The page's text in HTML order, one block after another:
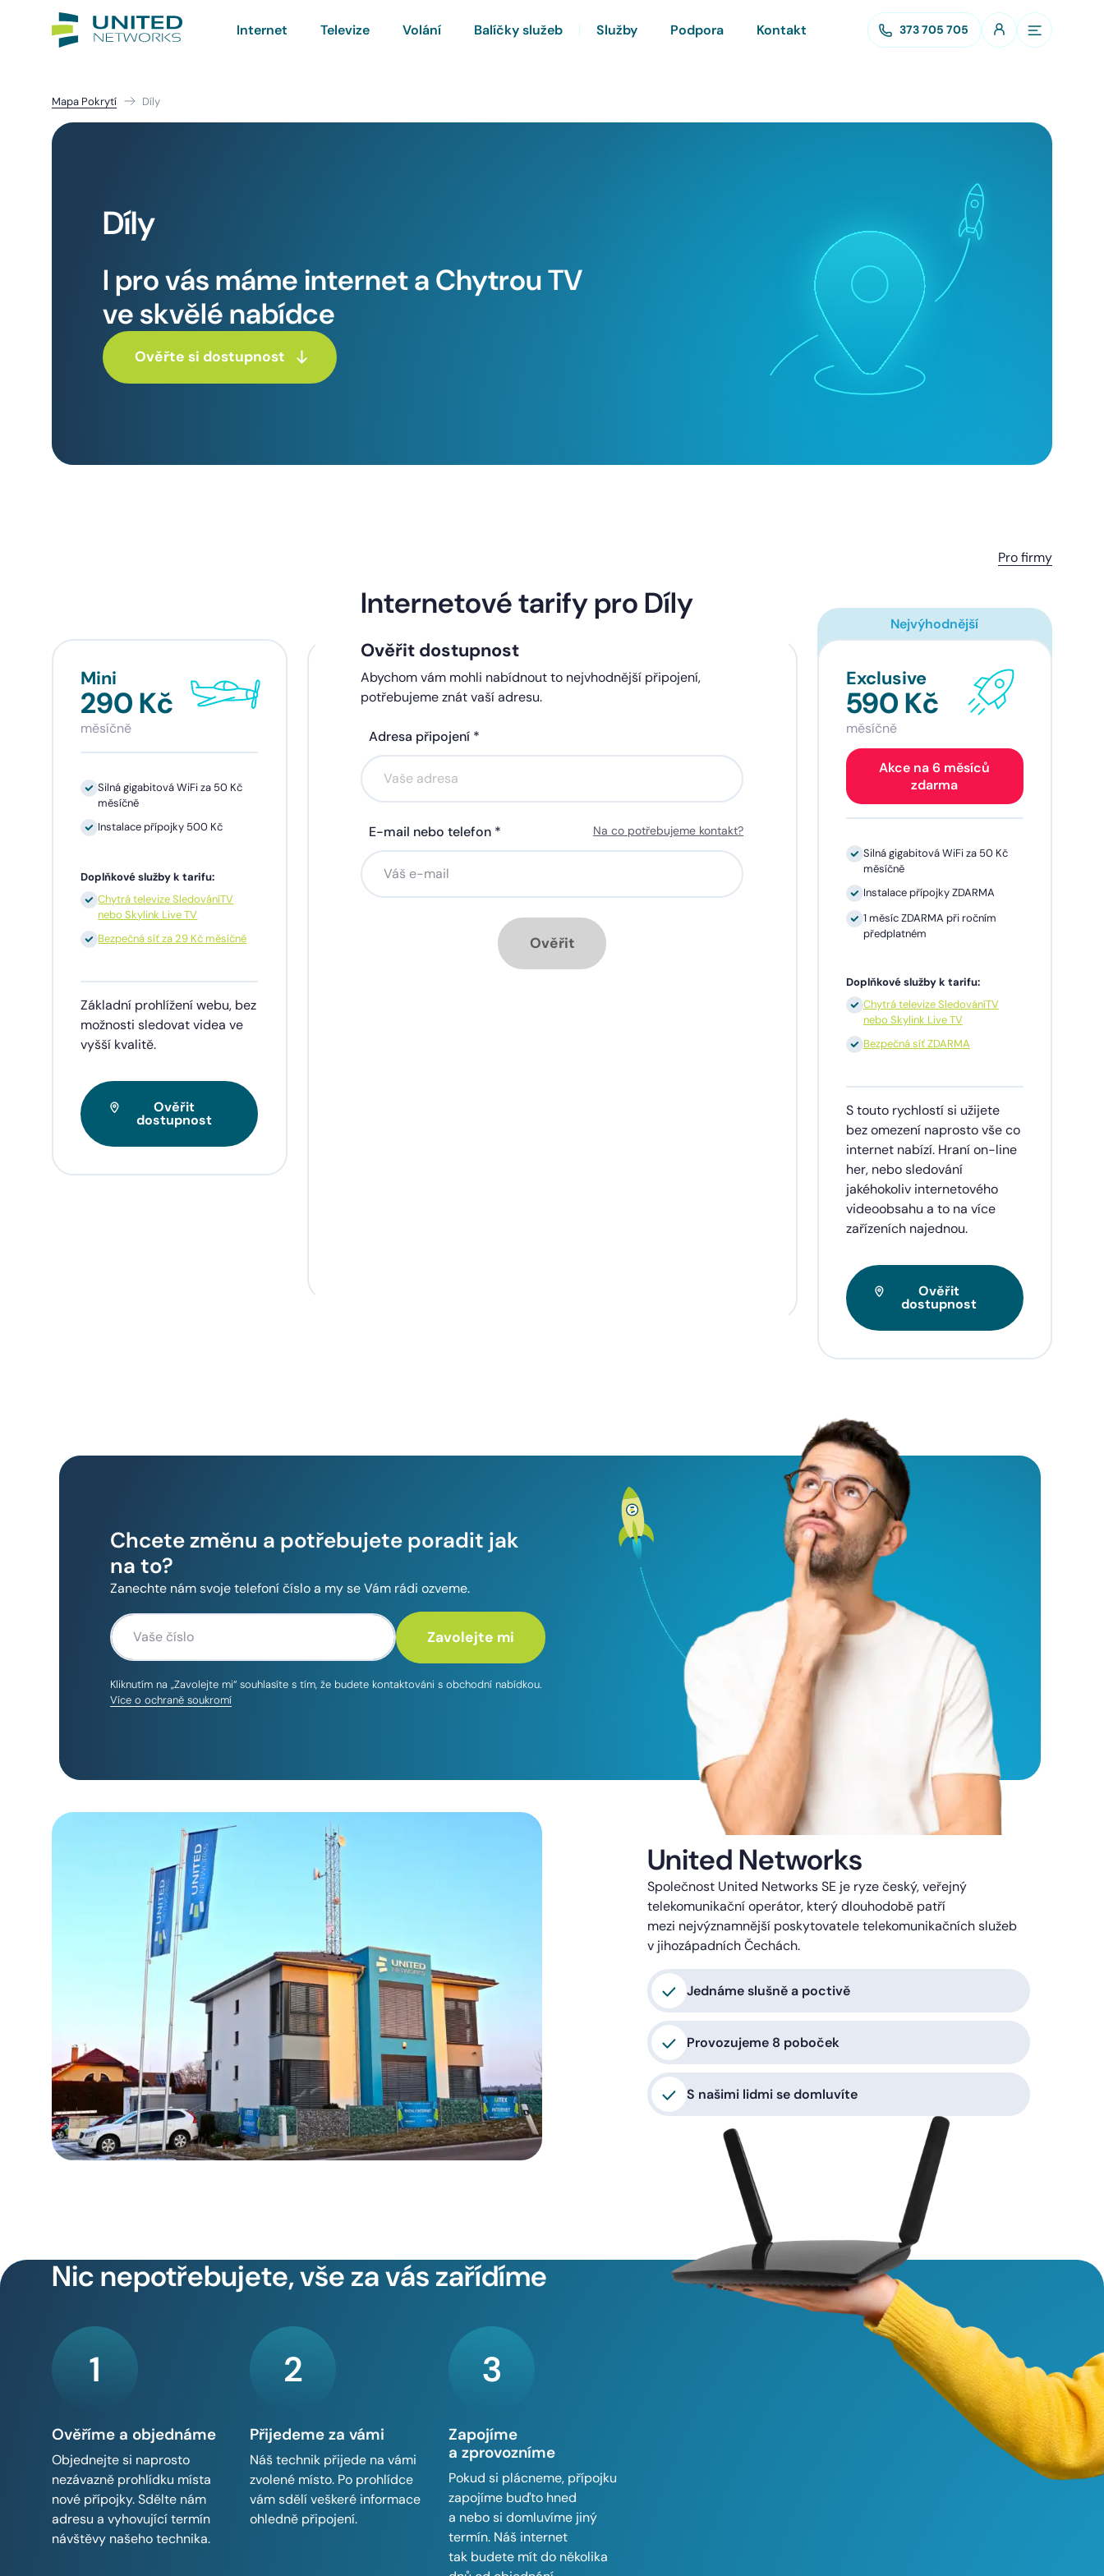
Internet Televize Volání Balíčky služeb Služby Podpora Kontakt 373 705 705
Mapa Pokrytí Díly
Díly
I pro vás máme internet a Chytrou TV
ve skvělé nabídce
Ověřte si dostupnost
Pro firmy
Mini
290 Kč
měsíčně
Silná gigabitová WiFi za 50 Kč
měsíčně
Instalace přípojky 500 Kč
Doplňkové služby k tarifu:
Chytrá televize SledováníTV
nebo Skylink Live TV
Bezpečná síť za 29 Kč měsíčně
Základní prohlížení webu, bez
možnosti sledovat videa ve
vyšší kvalitě.
Ověřit
dostupnost
Standard
390 Kč
měsíčně
Akce na 6 měsíců
zdarma
Silná gigabitová WiFi za 50 Kč
měsíčně
Instalace přípojky ZDARMA
Comfort
Akce na 6 měsíců
Silná gigabitová WiFi za 50 Kč
Instalace přípojky ZDARMA
Nejvýhodnější
Exclusive
590 Kč
měsíčně
Akce na 6 měsíců
zdarma
Silná gigabitová WiFi za 50 Kč
měsíčně
Instalace přípojky ZDARMA
1 měsíc ZDARMA při ročním
předplatném
Doplňkové služby k tarifu:
Chytrá televize SledováníTV
nebo Skylink Live TV
Bezpečná síť ZDARMA
S touto rychlostí si užijete
bez omezení naprosto vše co
internet nabízí. Hraní on-line
her, nebo sledování
jakéhokoliv internetového
videoobsahu a to na více
zařízeních najednou.
Ověřit
dostupnost
Internetové tarify pro Díly
Ověřit dostupnost
Abychom vám mohli nabídnout to nejvhodnější připojení,
potřebujeme znát vaší adresu.
Adresa připojení *
E-mail nebo telefon * Na co potřebujeme kontakt?
Ověřit
Chcete změnu a potřebujete poradit jak
na to?
Zanechte nám svoje telefoní číslo a my se Vám rádi ozveme.
Kliknutím na „Zavolejte mi“ souhlasíte s tím, že budete kontaktováni s obchodní nabídkou.
Více o ochraně soukromí
United Networks
Společnost United Networks SE je ryze český, veřejný
telekomunikační operátor, který dlouhodobě patří
mezi nejvýznamnější poskytovatele telekomunikačních služeb
v jihozápadních Čechách.
Jednáme slušně a poctivě
Provozujeme 8 poboček
S našimi lidmi se domluvíte
Nic nepotřebujete, vše za vás zařídíme
1
Ověříme a objednáme
Objednejte si naprosto
nezávazně prohlídku místa
nové přípojky. Sdělte nám
adresu a vyhovující termín
návštěvy našeho technika.
2
Přijedeme za vámi
Náš technik přijede na vámi
zvolené místo. Po prohlídce
vám sdělí veškeré informace
ohledně připojení.
3
Zapojíme
a zprovozníme
Pokud si plácneme, přípojku
zapojíme buďto hned
a nebo si domluvíme jiný
termín. Náš internet
tak budete mít do několika